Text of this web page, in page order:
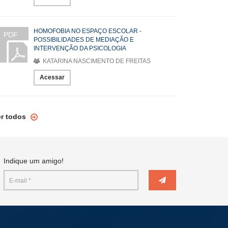
PDF
HOMOFOBIA NO ESPAÇO ESCOLAR -
POSSIBILIDADES DE MEDIAÇÃO E
INTERVENÇÃO DA PSICOLOGIA
KATARINA NASCIMENTO DE FREITAS
Acessar
todos
Indique um amigo!